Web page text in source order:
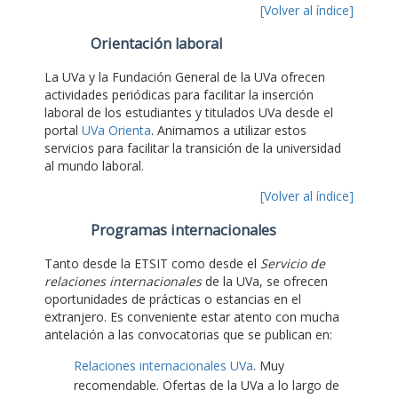
[Volver al índice]
Orientación laboral
La UVa y la Fundación General de la UVa ofrecen
actividades periódicas para facilitar la inserción
laboral de los estudiantes y titulados UVa desde el
portal UVa Orienta. Animamos a utilizar estos
servicios para facilitar la transición de la universidad
al mundo laboral.
[Volver al índice]
Programas internacionales
Tanto desde la ETSIT como desde el Servicio de
relaciones internacionalesde la UVa, se ofrecen
oportunidades de prácticas o estancias en el
extranjero. Es conveniente estar atento con mucha
antelación a las convocatorias que se publican en:
Relaciones internacionales UVa. Muy
recomendable. Ofertas de la UVa a lo largo de